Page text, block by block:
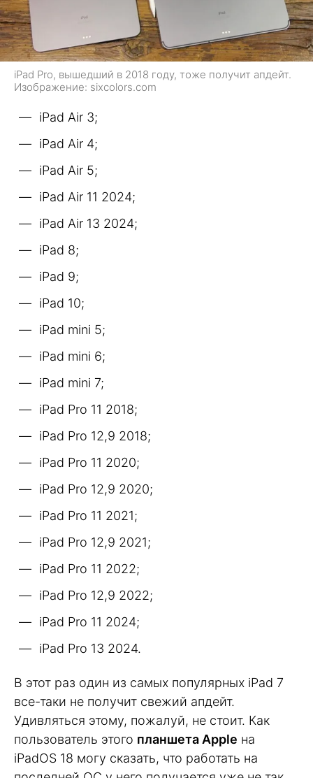
iPad Pro, вышедший в 2018 году, тоже получит апдейт.
Изображение: sixcolors.com
iPad Air 3;
iPad Air 4;
iPad Air 5;
iPad Air 11 2024;
iPad Air 13 2024;
iPad 8;
iPad 9;
iPad 10;
iPad mini 5;
iPad mini 6;
iPad mini 7;
iPad Pro 11 2018;
iPad Pro 12,9 2018;
iPad Pro 11 2020;
iPad Pro 12,9 2020;
iPad Pro 11 2021;
iPad Pro 12,9 2021;
iPad Pro 11 2022;
iPad Pro 12,9 2022;
iPad Pro 11 2024;
iPad Pro 13 2024.
В этот раз один из самых популярных iPad 7
все-таки не получит свежий апдейт.
Удивляться этому, пожалуй, не стоит. Как
пользователь этого планшета Apple на
iPadOS 18 могу сказать, что работать на